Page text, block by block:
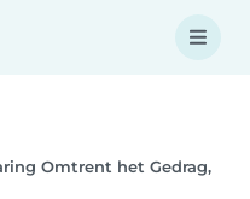
Omtrent het Gedrag,